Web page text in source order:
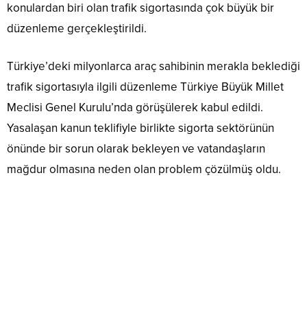
konulardan biri olan trafik sigortasında çok büyük bir
düzenleme gerçekleştirildi.
Türkiye’deki milyonlarca araç sahibinin merakla beklediği
trafik sigortasıyla ilgili düzenleme Türkiye Büyük Millet
Meclisi Genel Kurulu’nda görüşülerek kabul edildi.
Yasalaşan kanun teklifiyle birlikte sigorta sektörünün
önünde bir sorun olarak bekleyen ve vatandaşların
mağdur olmasına neden olan problem çözülmüş oldu.